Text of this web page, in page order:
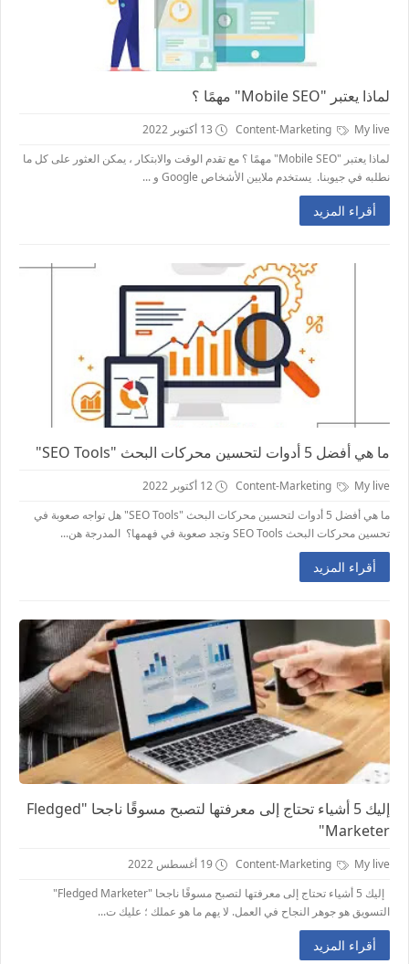
لماذا يعتبر "Mobile SEO" مهمًا ؟
My live
13 أكتوبر 2022
لماذا يعتبر "Mobile SEO" مهمًا ؟ مع تقدم الوقت والابتكار ، يمكن العثور على كل ما
نطلبه في جيوبنا. يستخدم ملايين الأشخاص Google و ...
أقراء المزيد
ما هي أفضل 5 أدوات لتحسين محركات البحث "SEO Tools"
My live
12 أكتوبر 2022
ما هي أفضل 5 أدوات لتحسين محركات البحث "SEO Tools" هل تواجه صعوبة في
تحسين محركات البحث SEO Tools وتجد صعوبة في فهمها؟ المدرجة هن...
أقراء المزيد
إليك 5 أشياء تحتاج إلى معرفتها لتصبح مسوقًا ناجحا "Fledged
Marketer"
My live
19 أغسطس 2022
إليك 5 أشياء تحتاج إلى معرفتها لتصبح مسوقًا ناجحا "Fledged Marketer"
التسويق هو جوهر النجاح في العمل. لا يهم ما هو عملك ؛ عليك ت...
أقراء المزيد